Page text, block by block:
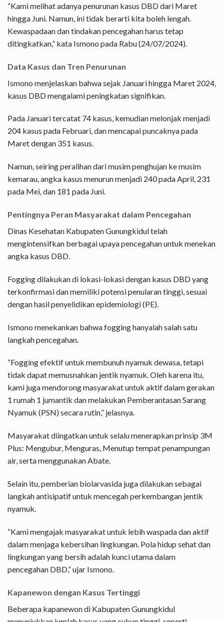
“Kami melihat adanya penurunan kasus DBD dari Maret
hingga Juni. Namun, ini tidak berarti kita boleh lengah.
Kewaspadaan dan tindakan pencegahan harus tetap
ditingkatkan,” kata Ismono pada Rabu (24/07/2024).
Data Kasus dan Tren Penurunan
Ismono menjelaskan bahwa sejak Januari hingga Maret 2024,
kasus DBD mengalami peningkatan signifikan.
Pada Januari tercatat 74 kasus, kemudian melonjak menjadi
204 kasus pada Februari, dan mencapai puncaknya pada
Maret dengan 351 kasus.
Namun, seiring peralihan dari musim penghujan ke musim
kemarau, angka kasus menurun menjadi 240 pada April, 231
pada Mei, dan 181 pada Juni.
Pentingnya Peran Masyarakat dalam Pencegahan
Dinas Kesehatan Kabupaten Gunungkidul telah
mengintensifkan berbagai upaya pencegahan untuk menekan
angka kasus DBD.
Fogging dilakukan di lokasi-lokasi dengan kasus DBD yang
terkonfirmasi dan memiliki potensi penularan tinggi, sesuai
dengan hasil penyelidikan epidemiologi (PE).
Ismono menekankan bahwa fogging hanyalah salah satu
langkah pencegahan.
“Fogging efektif untuk membunuh nyamuk dewasa, tetapi
tidak dapat memusnahkan jentik nyamuk. Oleh karena itu,
kami juga mendorong masyarakat untuk aktif dalam gerakan
1 rumah 1 jumantik dan melakukan Pemberantasan Sarang
Nyamuk (PSN) secara rutin,” jelasnya.
Masyarakat diingatkan untuk selalu menerapkan prinsip 3M
Plus: Mengubur, Menguras, Menutup tempat penampungan
air, serta menggunakan Abate.
Selain itu, pemberian biolarvasida juga dilakukan sebagai
langkah antisipatif untuk mencegah perkembangan jentik
nyamuk.
“Kami mengajak masyarakat untuk lebih waspada dan aktif
dalam menjaga kebersihan lingkungan. Pola hidup sehat dan
lingkungan yang bersih adalah kunci utama dalam
pencegahan DBD,” ujar Ismono.
Kapanewon dengan Kasus Tertinggi
Beberapa kapanewon di Kabupaten Gunungkidul